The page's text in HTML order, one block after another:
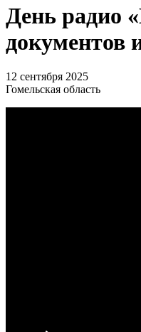
День радио
документов
12 сентября 2025
Гомельская область